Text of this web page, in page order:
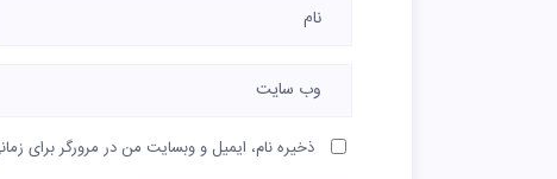
ذخیره نام، ایمیل و وبسایت من در مرورگر برای